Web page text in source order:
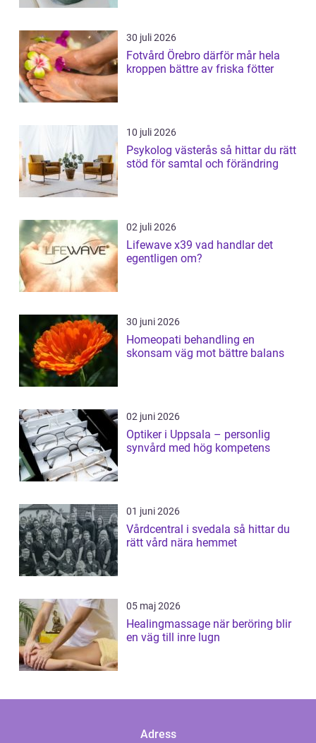
30 juli 2026
Fotvård Örebro därför mår hela
kroppen bättre av friska fötter
10 juli 2026
Psykolog västerås så hittar du rätt
stöd för samtal och förändring
02 juli 2026
Lifewave x39 vad handlar det
egentligen om?
30 juni 2026
Homeopati behandling en
skonsam väg mot bättre balans
02 juni 2026
Optiker i Uppsala – personlig
synvård med hög kompetens
01 juni 2026
Vårdcentral i svedala så hittar du
rätt vård nära hemmet
05 maj 2026
Healingmassage när beröring blir
en väg till inre lugn
Adress